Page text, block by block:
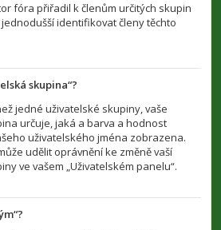
fóra přiřadil k členům určitých skupin
identifikovat členy těchto
skupina“?
jedné uživatelské skupiny, vaše
určuje, jaká a barva a hodnost
uživatelského jména zobrazena.
udělit oprávnění ke změně vaší
ve vašem „Uživatelském panelu“.